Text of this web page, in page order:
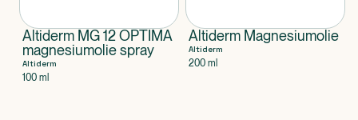
Altiderm MG 12 OPTIMA
magnesiumolie spray
Altiderm
100 ml
Altiderm Magnesiumolie
Altiderm
200 ml